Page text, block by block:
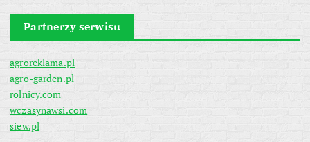
Partnerzy serwisu
agroreklama.pl
agro-garden.pl
rolnicy.com
wczasynawsi.com
siew.pl